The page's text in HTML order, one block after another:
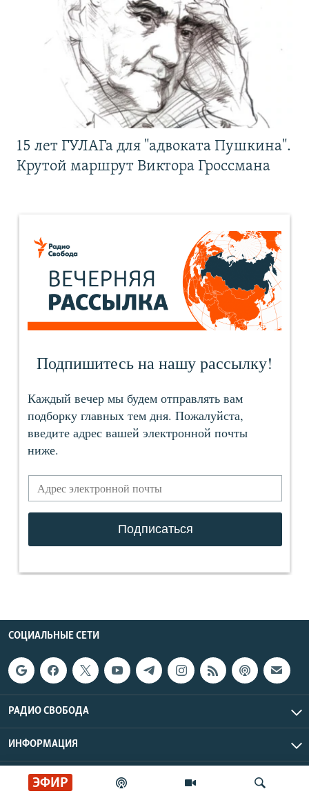
ЭФИР
15 лет ГУЛАГа для "адвоката Пушкина".
Крутой маршрут Виктора Гроссмана
СОЦИАЛЬНЫЕ СЕТИ
РАДИО СВОБОДА
ИНФОРМАЦИЯ
Радио Свобода © 2026 RFE/RL, Inc. | Все права защищены.